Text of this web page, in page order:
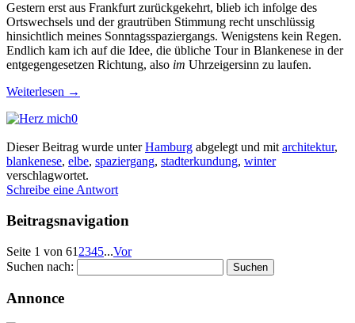
Gestern erst aus Frankfurt zurückgekehrt, blieb ich infolge des
Ortswechsels und der grautrüben Stimmung recht unschlüssig
hinsichtlich meines Sonntagsspaziergangs. Wenigstens kein Regen.
Endlich kam ich auf die Idee, die übliche Tour in Blankenese in der
entgegengesetzen Richtung, also im Uhrzeigersinn zu laufen.
Weiterlesen →
0
Dieser Beitrag wurde unterHamburg abgelegt und mit architektur,
blankenese, elbe, spaziergang, stadterkundung, winter
verschlagwortet.
Schreibe eine Antwort
Beitragsnavigation
Seite 1 von 61 2345...Vor
Suchen nach:
Annonce